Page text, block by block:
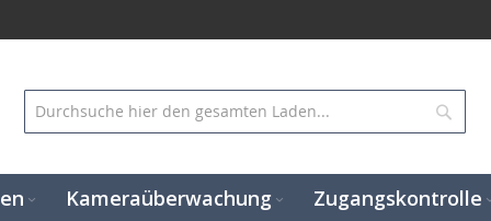
Kameraüberwachung Zugangskontrolle